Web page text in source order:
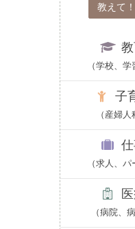
教えて
（学校、学
子
（産婦人
（求人、パ
（病院、